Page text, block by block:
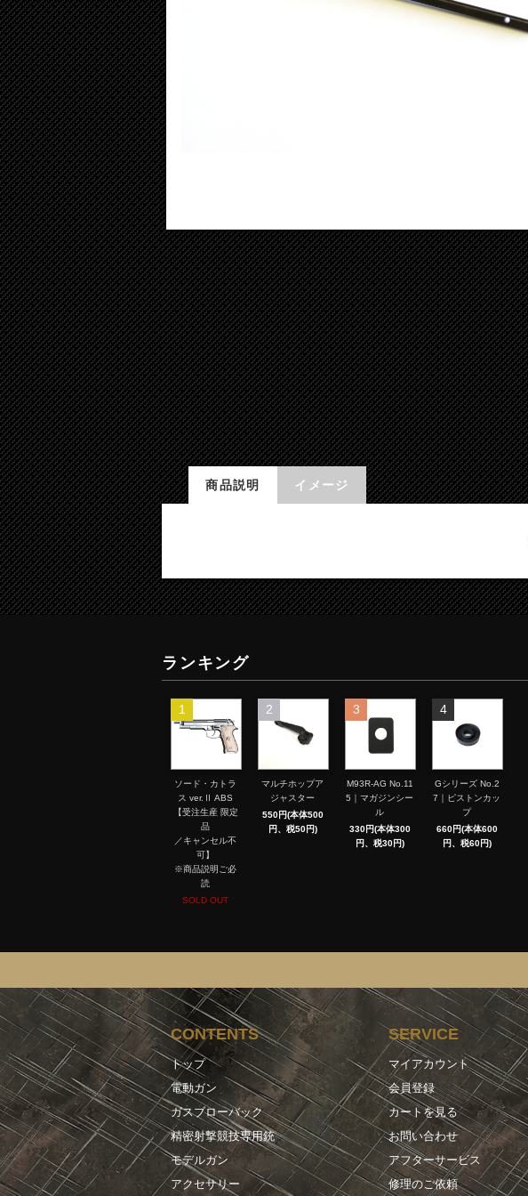
商品説明 イメージ
ランキング
1
ソード・カトラ
ス ver.Ⅱ ABS
【受注生産 限定
品
／キャンセル不
可】
※商品説明ご必
読
SOLD OUT
2
マルチホップア
ジャスター
550円(本体500
円、税50円)
3
M93R-AG No.11
5｜マガジンシー
ル
330円(本体300
円、税30円)
4
Gシリーズ No.2
7｜ピストンカッ
プ
660円(本体600
円、税60円)
CONTENTS
トップ
電動ガン
ガスブローバック
精密射撃競技専用銃
モデルガン
アクセサリー
SERVICE
マイアカウント
会員登録
カートを見る
お問い合わせ
アフターサービス
修理のご依頼